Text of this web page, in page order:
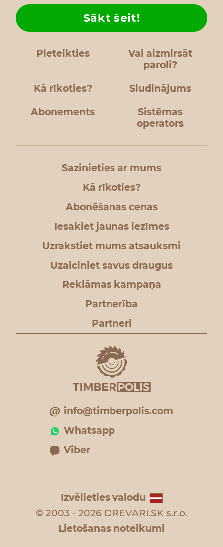
Pieteikties
Vai aizmirsāt
paroli?
Kā rīkoties?
Sākt šeit!
Sludinājums
Abonements
Sistēmas
operators
Sazinieties ar mums
Kā rīkoties?
Abonēšanas cenas
Iesakiet jaunas iezīmes
Uzrakstiet mums atsauksmi
Uzaiciniet savus draugus
Reklāmas kampaņa
Partnerība
Partneri
info@timberpolis.com
Whatsapp
Viber
Izvēlieties valodu
© 2003 - 2026 DREVARI.SK s.r.o.
Lietošanas noteikumi